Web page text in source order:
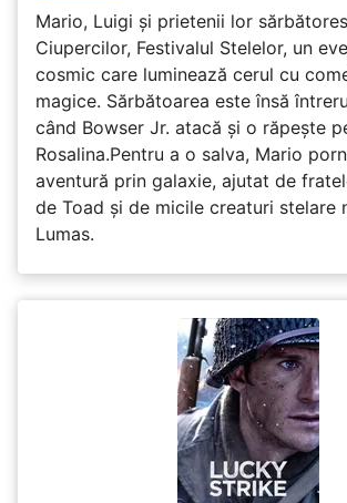
Mario, Luigi și prietenii lor
Ciupercilor, Festivalul Stelelor, un
cosmic care luminează cerul cu
magice. Sărbătoarea este însă
când Bowser Jr. atacă și o răpește
Rosalina.Pentru a o salva, Mario
aventură prin galaxie, ajutat de
de Toad și de micile creaturi stelare
Lumas.